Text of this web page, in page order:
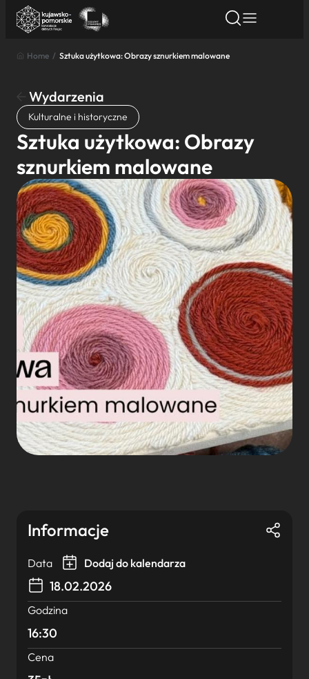
Znajdź atrakcję
Nazwa atrakcji
Miasto
Kategoria
Wyszukaj
Home / Sztuka użytkowa: Obrazy sznurkiem malowane
Wydarzenia
Kulturalne i historyczne
Sztuka użytkowa: Obrazy
sznurkiem malowane
Informacje
Data Dodaj do kalendarza
18.02.2026
Godzina
16:30
Cena